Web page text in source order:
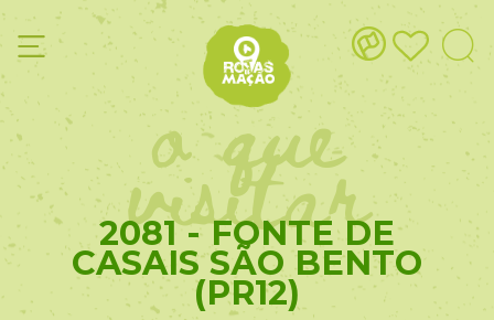
o que
visitar
2081 - FONTE DE
CASAIS SÃO BENTO
(PR12)